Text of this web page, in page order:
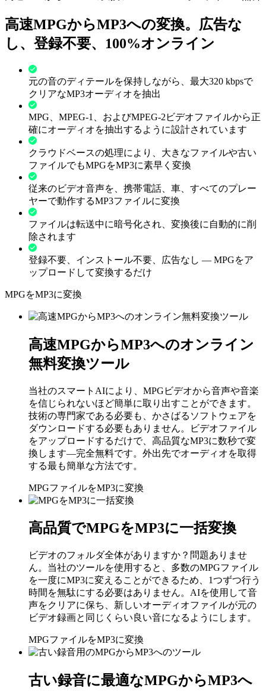
高速MPGからMP3への変換。広告な
し、登録不要、100%オンライン
元の音のディテールを保持しながら、最大320 kbpsで
クリアなMP3オーディオを抽出
MPG、MPEG-1、およびMPEG-2ビデオファイルから正
確にオーディオを抽出するように設計されています
クラウドベースの処理により、大きなファイルや古い
ファイルでもMPGをMP3に素早く変換
従来のビデオ音声を、携帯電話、車、すべてのプレー
ヤーで動作するMP3ファイルに変換
ファイルは転送中に暗号化され、変換後に自動的に削
除されます
登録不要、インストール不要、広告なし — MPGをア
ップロードして変換するだけ
MPGをMP3に変換
高速MPGからMP3へのオンライン
無料変換ツール
当社のスマートAIにより、MPGビデオから音声や音楽
を信じられないほど簡単に取り出すことができます。
技術の専門家である必要も、かさばるソフトウェアを
ダウンロードする必要もありません。ビデオファイル
をアップロードするだけで、高品質なMP3に数秒で変
換します—完全無料です。外出先でオーディオを取得
する最も簡単な方法です。
MPGファイルをMP3に変換
高品質でMPGをMP3に一括変換
ビデオのフォルダ全体がありますか？問題ありませ
ん。当社のツールを使用すると、多数のMPGファイル
を一度にMP3に変えることができるため、1つずつ行う
時間を無駄にする必要はありません。AIを使用して音
声をクリアに保ち、新しいオーディオファイルが元の
ビデオ録画と同じくらい良い音になるようにします。
MPGファイルをMP3に変換
古い録音に最適なMPGからMP3へ